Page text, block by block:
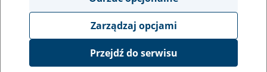
Zarządzaj opcjami
Przejdź do serwisu